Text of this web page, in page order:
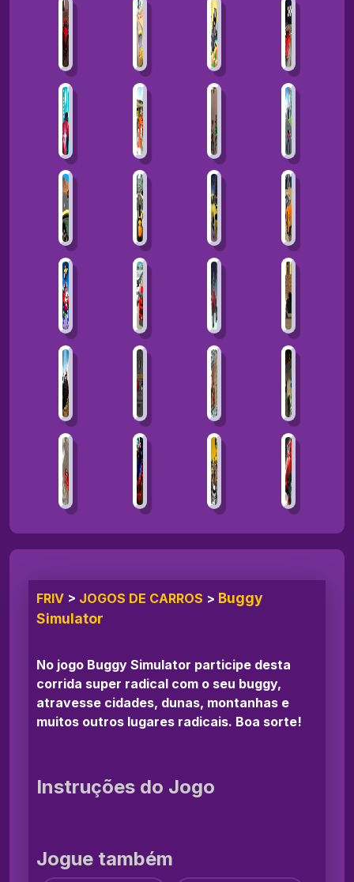
FRIV > JOGOS DE CARROS > Buggy
Simulator
No jogo Buggy Simulator participe desta
corrida super radical com o seu buggy,
atravesse cidades, dunas, montanhas e
muitos outros lugares radicais. Boa sorte!
Instruções do Jogo
Jogue também